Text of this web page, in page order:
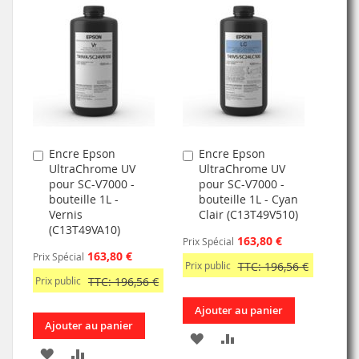
MA
LISTE
D’ENVIE
COMPARATEUR
LISTE
D’ENVIE
COMPARATEUR
Encre Epson
UltraChrome UV
pour SC-V7000 -
bouteille 1L -
Vernis
(C13T49VA10)
Prix Spécial 163,80 €
Prix public TTC: 196,56 €
Ajouter
au
panier
Ajouter au panier
AJOUTER
Encre Epson
UltraChrome UV
pour SC-V7000 -
bouteille 1L - Cyan
Clair (C13T49V510)
Prix Spécial 163,80 €
Prix public TTC: 196,56 €
Ajouter
au
panier
Ajouter au panier
AJOUTER